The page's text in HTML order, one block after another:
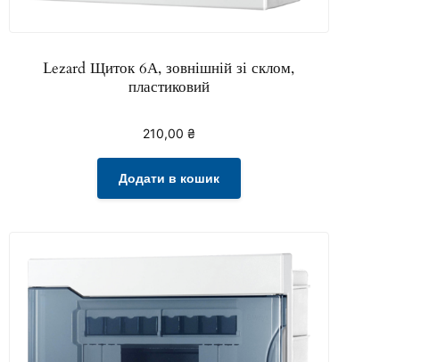
Lezard Щиток 6А, зовнішній зі склом,
пластиковий
210,00 ₴
Додати в кошик